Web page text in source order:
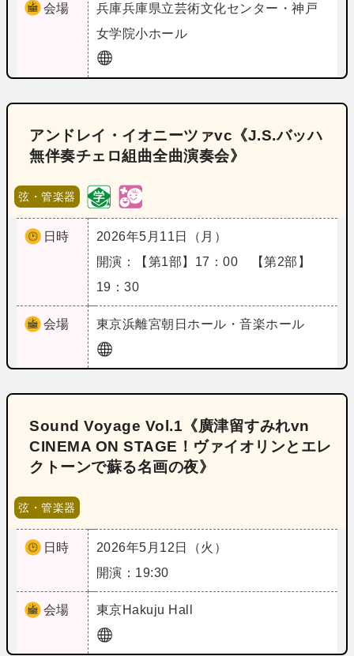
会場 兵庫兵庫県立芸術文化センター・神戸
女学院小ホール
アンドレイ・イオニーツァvc《J.S.バッハ
無伴奏チェロ組曲全曲演奏会》
弦・管楽器
日時
2026年5月11日（月）
開演：【第1部】17：00 【第2部】
19：30
会場 東京浜離宮朝日ホール・音楽ホール
Sound Voyage Vol.1《廣津留すみれvn
CINEMA ON STAGE！ヴァイオリンとエレ
クトーンで蘇る名画の夜》
弦・管楽器
日時
2026年5月12日（火）
開演：19:30
会場 東京Hakuju Hall